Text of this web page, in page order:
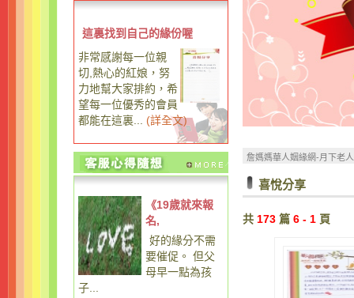
這裏找到自己的緣份喔
非常感謝每一位親
切,熱心的紅娘，努
力地幫大家排約，希
望每一位優秀的會員
都能在這裏...
(詳全文)
《19歲就來報
名,
好的緣分不需
要催促。 但父
母早一點為孩
子...
詹媽媽華人姻緣網-月下老
喜悅分享
共 173 篇 6 - 1 頁